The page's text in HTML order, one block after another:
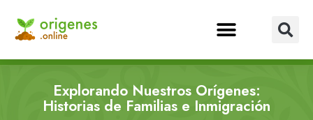
Explorando Nuestros Orígenes:
Historias de Familias e Inmigración